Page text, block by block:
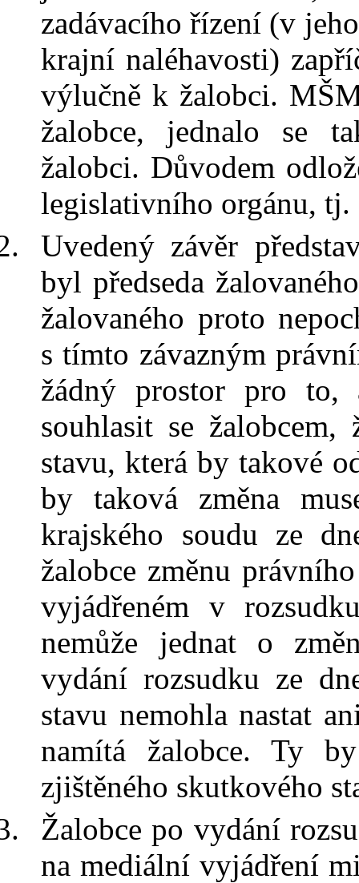
zadávacího řízení (v
krajní naléhavosti)
výlučně k žalobci.
žalobce, jednalo se
žalobci. Důvodem
legislativního orgánu,
Uvedený závěr
byl předseda
žalovaného proto
s tímto závazným
žádný prostor pro
souhlasit se
stavu, která by takové
by taková změna
krajského soudu ze
žalobce změnu
vyjádřeném v
nemůže jednat o
vydání rozsudku ze
stavu nemohla nastat
namítá žalobce. Ty
zjištěného skutkového
Žalobce po vydání
na mediální vyjádření